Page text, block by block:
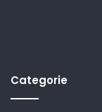
Categorie